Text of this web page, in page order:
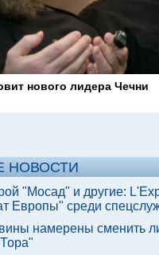
нового лидера Чечни
НОВОСТИ
"Мосад" и другие:
Европы" среди
намерены сменить